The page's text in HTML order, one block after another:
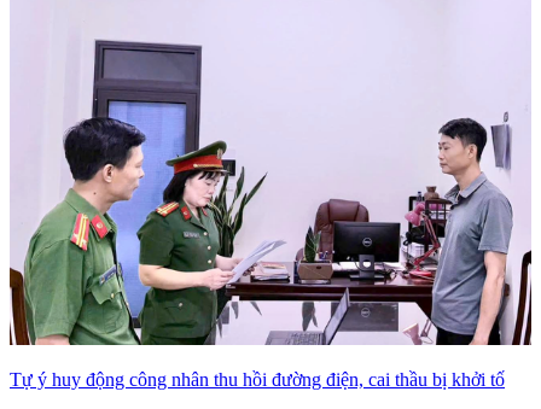
Tự ý huy động công nhân thu hồi đường điện, cai thầu bị khởi tố